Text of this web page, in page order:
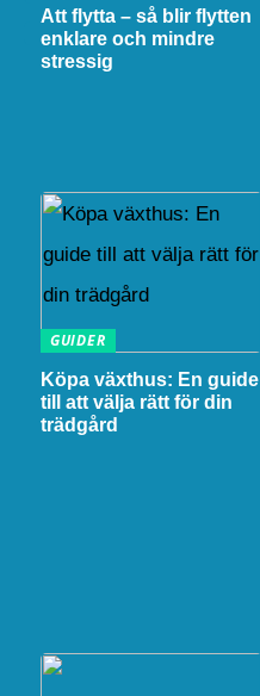
Att flytta – så blir flytten
enklare och mindre
stressig
GUIDER
Köpa växthus: En guide
till att välja rätt för din
trädgård